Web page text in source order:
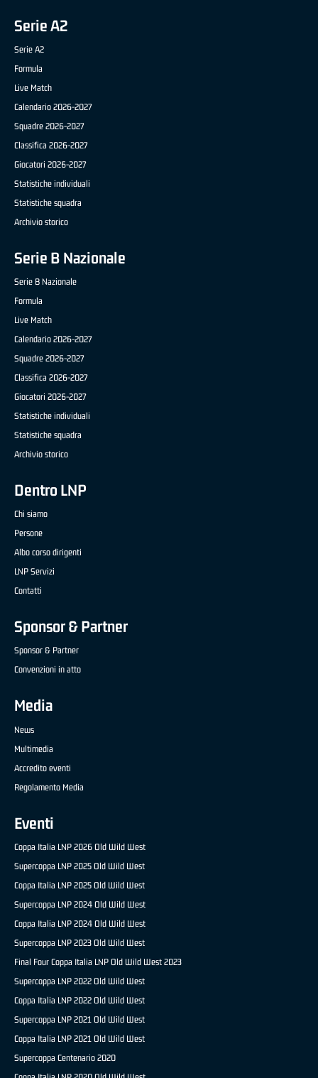
Serie A2
Serie A2
Formula
Live Match
Calendario 2026-2027
Squadre 2026-2027
Classifica 2026-2027
Giocatori 2026-2027
Statistiche individuali
Statistiche squadra
Archivio storico
Serie B Nazionale
Serie B Nazionale
Formula
Live Match
Calendario 2026-2027
Squadre 2026-2027
Classifica 2026-2027
Giocatori 2026-2027
Statistiche individuali
Statistiche squadra
Archivio storico
Dentro LNP
Chi siamo
Persone
Albo corso dirigenti
LNP Servizi
Contatti
Sponsor & Partner
Sponsor & Partner
Convenzioni in atto
Media
News
Multimedia
Accredito eventi
Regolamento Media
Eventi
Coppa Italia LNP 2026 Old Wild West
Supercoppa LNP 2025 Old Wild West
Coppa Italia LNP 2025 Old Wild West
Supercoppa LNP 2024 Old Wild West
Coppa Italia LNP 2024 Old Wild West
Supercoppa LNP 2023 Old Wild West
Final Four Coppa Italia LNP Old Wild West 2023
Supercoppa LNP 2022 Old Wild West
Coppa Italia LNP 2022 Old Wild West
Supercoppa LNP 2021 Old Wild West
Coppa Italia LNP 2021 Old Wild West
Supercoppa Centenario 2020